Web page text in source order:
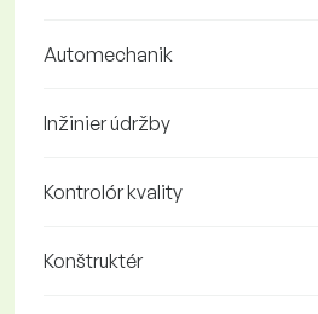
Automechanik
Inžinier údržby
Kontrolór kvality
Konštruktér